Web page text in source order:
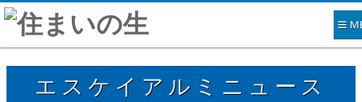
エスケイアルミニュース